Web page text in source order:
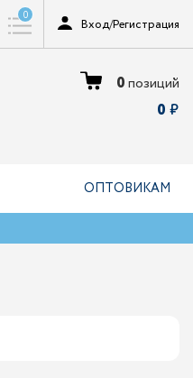
0
Вход/Регистрация
0позиций
0
ОПТОВИКАМ